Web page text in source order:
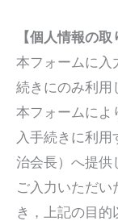
【個人情報の取
本フォームに入
続きにのみ利用
本フォームによ
入手続きに利
治会長）へ提供
ご入力いただ
き，上記の目